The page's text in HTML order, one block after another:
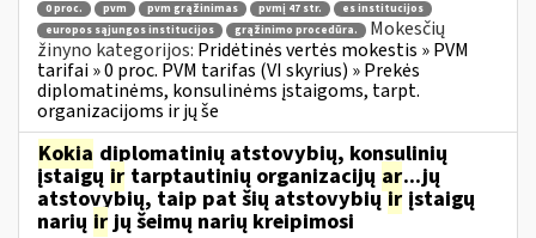
0 proc. pvm pvm grąžinimas pvmį 47 str.
es institucijos
europos sąjungos institucijos
grąžinimo procedūra.
Mokesčių
žinyno kategorijos: Pridėtinės vertės mokestis » PVM
tarifai » 0 proc. PVM tarifas (VI skyrius) » Prekės
diplomatinėms, konsulinėms įstaigoms, tarpt.
organizacijoms ir jų še
Kokia diplomatinių atstovybių, konsulinių
įstaigų ir tarptautinių organizacijų ar...jų
atstovybių, taip pat šių atstovybiųir įstaigų
narių irjų šeimų narių kreipimosi